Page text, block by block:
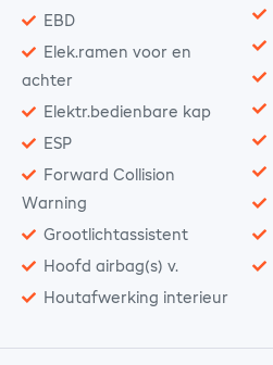
EBD
Elek.ramen voor en
achter
Elektr.bedienbare kap
ESP
Forward Collision
Warning
Grootlichtassistent
Hoofd airbag(s) v.
Houtafwerking interieur